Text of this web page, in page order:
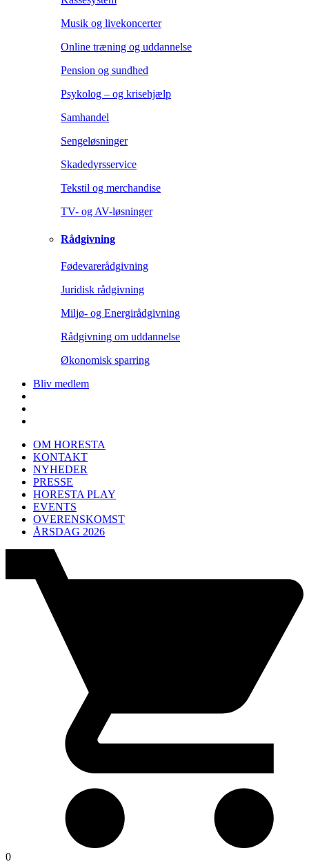
Musik og livekoncerter
Online træning og uddannelse
Pension og sundhed
Psykolog – og krisehjælp
Samhandel
Sengeløsninger
Skadedyrsservice
Tekstil og merchandise
TV- og AV-løsninger
Rådgivning
Fødevarerådgivning
Juridisk rådgivning
Miljø- og Energirådgivning
Rådgivning om uddannelse
Økonomisk sparring
Bliv medlem
OM HORESTA
KONTAKT
NYHEDER
PRESSE
HORESTA PLAY
EVENTS
OVERENSKOMST
ÅRSDAG 2026
0